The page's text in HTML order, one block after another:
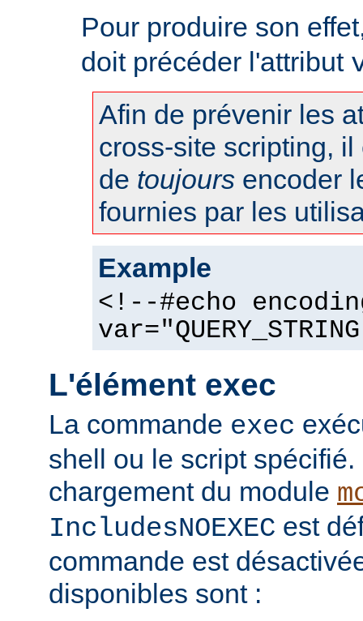
Pour produire son
doit précéder l'attribut
Afin de prévenir les
cross-site scripting,
de toujours encoder
fournies par les
Example
<!--#echo
L'élément exec
La commande exec
shell ou le script
chargement du module
IncludesNOEXEC est
commande est
disponibles sont :